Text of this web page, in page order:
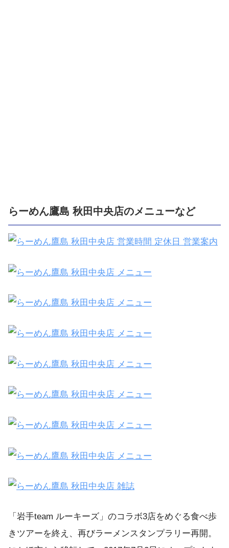
らーめん鷹島 秋田中央店のメニューなど
「岩手team ルーキーズ」のコラボ3店をめぐる食べ歩
きツアーを終え、再びラーメンスタンプラリー再開。